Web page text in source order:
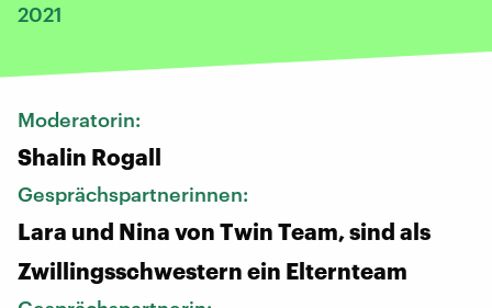
2021
Moderatorin:
Shalin Rogall
Gesprächspartnerinnen:
Lara und Nina von Twin Team, sind als
Zwillingsschwestern ein Elternteam